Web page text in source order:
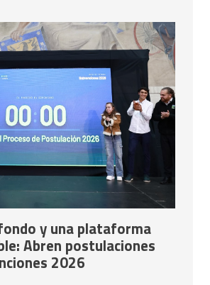
y una plataforma
Abren postulaciones
2026